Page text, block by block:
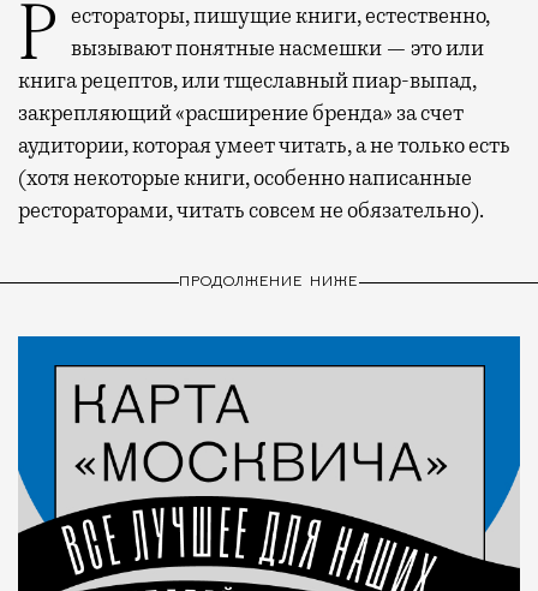
Рестораторы, пишущие книги, естественно, вызывают понятные насмешки — это или
книга рецептов, или тщеславный пиар-выпад,
закрепляющий «расширение бренда» за счет
аудитории, которая умеет читать, а не только есть
(хотя некоторые книги, особенно написанные
рестораторами, читать совсем не обязательно).
ПРОДОЛЖЕНИЕ НИЖЕ